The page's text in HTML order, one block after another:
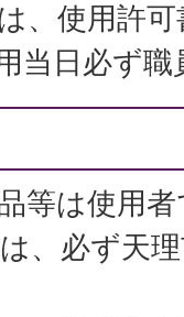
、使用許
当日必ず
等は使用
、必ず天